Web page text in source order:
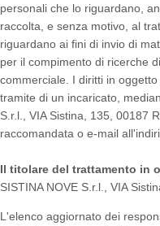
personali che lo riguardano,
raccolta, e senza motivo, al
riguardano ai fini di invio di
per il compimento di ricerche
commerciale. I diritti in
tramite di un incaricato,
S.r.l., VIA Sistina, 135, 00187
raccomandata o e-mail
Il titolare del trattamento in
SISTINA NOVE S.r.l., VIA
L'elenco aggiornato dei